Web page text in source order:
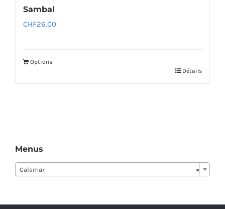
Sambal
CHF26.00
Options
Détails
Menus
×
Calamar